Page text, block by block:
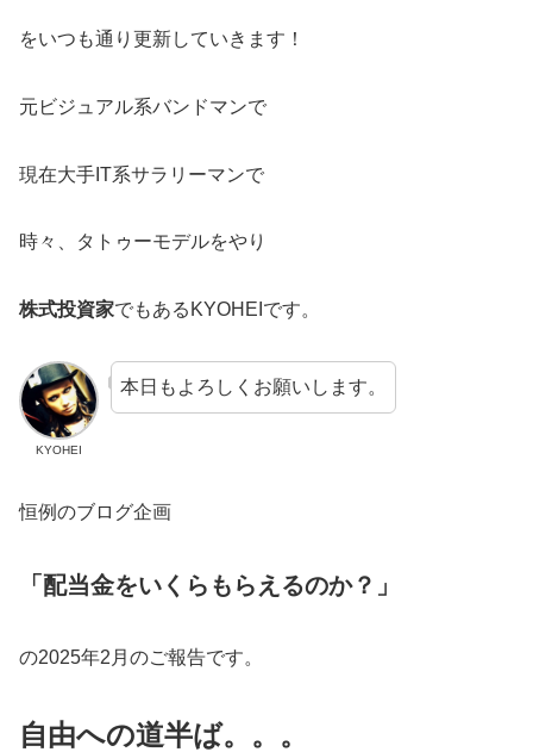
をいつも通り更新していきます！
元ビジュアル系バンドマンで
現在大手IT系サラリーマンで
時々、タトゥーモデルをやり
株式投資家でもあるKYOHEIです。
KYOHEI
本日もよろしくお願いします。
恒例のブログ企画
「配当金をいくらもらえるのか？」
の2025年2月のご報告です。
自由への道半ば。。。